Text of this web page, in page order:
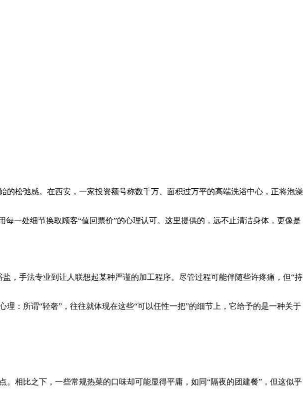
松弛感。在西安，一家投资额号称数千万、面积过万平的高端洗浴中心，正将泡澡
一处细节换取顾客“值回票价”的心理认可。这里提供的，远不止清洁身体，更像是
，手法专业到让人联想起某种严谨的加工程序。尽管过程可能伴随些许疼痛，但“持
：所谓“轻奢”，往往就体现在这些“可以任性一把”的细节上，它给予的是一种关于
相比之下，一些常规热菜的口味却可能显得平庸，如同“隔夜的团建餐”，但这似乎